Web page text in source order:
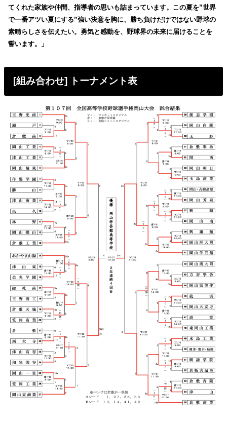
てくれた家族や仲間、指導者の思いも詰まっています。この夏を”世界
で一番アツい夏にする”強い決意を胸に、勝ち負けだけではない野球の
素晴らしさを伝えたい。勇気と感動を、野球界の未来に届けることを
誓います。」
[組み合わせ] トーナメント表